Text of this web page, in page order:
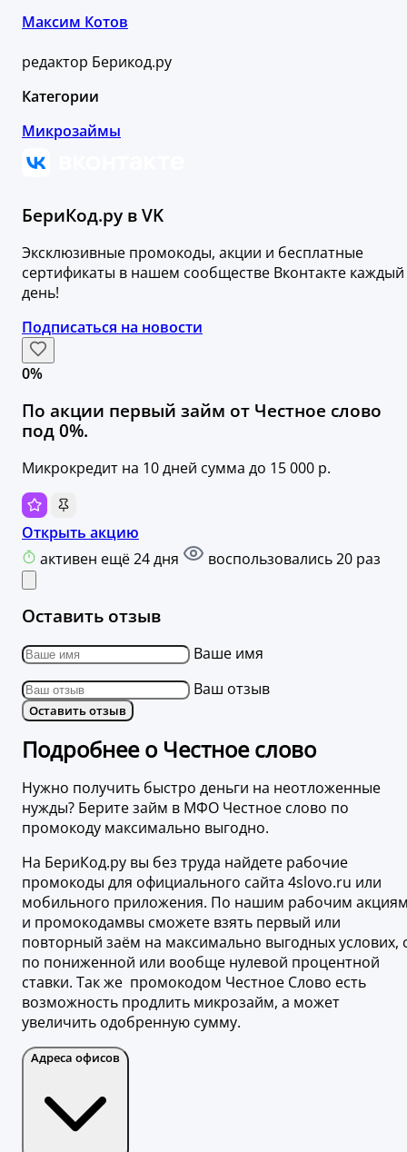
Максим Котов
редактор Берикод.ру
Категории
Микрозаймы
БериКод.ру в VK
Эксклюзивные промокоды, акции и бесплатные
сертификаты в нашем сообществе Вконтакте каждый
день!
Подписаться на новости
0%
По акции первый займ от Честное слово
под 0%.
Микрокредит на 10 дней сумма до 15 000 р.
Открыть акцию
активен ещё 24 дня
воспользовались 20 раз
Оставить отзыв
Ваше имя
Ваш отзыв
Оставить отзыв
Подробнее о Честное слово
Нужно получить быстро деньги на неотложенные
нужды? Берите займ в МФО Честное слово по
промокоду максимально выгодно.
На БериКод.ру вы без труда найдете рабочие
промокоды для официального сайта 4slovo.ru или
мобильного приложения. По нашим рабочим
и промокодамвы сможете взять первый или
повторный заём на максимально выгодных услових,
по пониженной или вообще нулевой процентной
ставки. Так же промокодом Честное Слово есть
возможность продлить микрозайм, а может
увеличить одобренную сумму.
Адреса офисов